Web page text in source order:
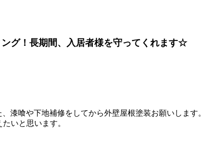
グ！長期間、入居者様を守ってくれます☆
漆喰や下地補修をしてから外壁屋根塗装お願いします。
いと思います。